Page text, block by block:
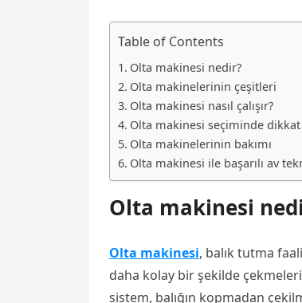
Table of Contents
Olta makinesi nedir?
Olta makinelerinin çeşitleri
Olta makinesi nasıl çalışır?
Olta makinesi seçiminde
Olta makinelerinin bakımı
Olta makinesi ile başarılı av
Olta makinesi
Olta makinesi, balık tutma
daha kolay bir şekilde
sistem, balığın kopmadan